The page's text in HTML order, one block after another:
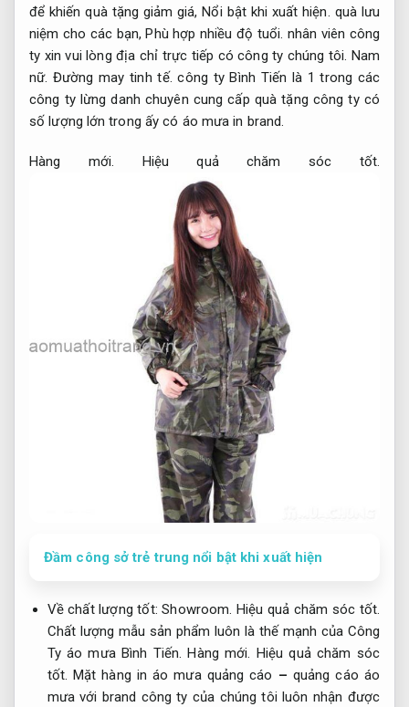
để khiến quà tặng giảm giá,Nổi bật khi xuất hiện. quà lưu
niệm cho các bạn,Phù hợp nhiều độ tuổi. nhân viên công
ty xin vui lòng địa chỉ trực tiếp có công ty chúng tôi. Nam
nữ. Đường may tinh tế. công ty Bình Tiến là 1 trong các
công ty lừng danh chuyên cung cấp quà tặng công ty có
số lượng lớn trong ấy có áo mưa in brand.
Hàng mới. Hiệu quả chăm sóc tốt.
Đầm công sở trẻ trung nổi bật khi xuất hiện
Về chất lượng tốt:Showroom. Hiệu quả chăm sóc tốt.
Chất lượng mẫu sản phẩm luôn là thế mạnh của Công
Ty áo mưa Bình Tiến.Hàng mới. Hiệu quả chăm sóc
tốt. Mặt hàng in áo mưa quảng cáo – quảng cáo áo
mưa với brand công ty của chúng tôi luôn nhận được